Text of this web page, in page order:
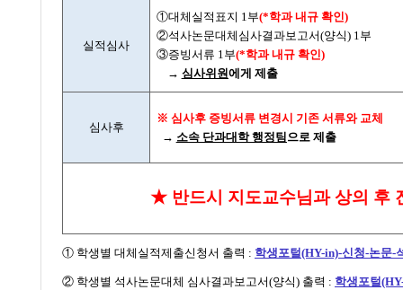
실적심사
①대체실적표지 1부(*학과 내규 확인)
②석사논문대체심사결과보고서(양식) 1부
③증빙서류 1부(*학과 내규 확인)
→ 심사위원에게 제출
심사후
※ 심사후 증빙서류 변경시 기존 서류와 교체
→ 소속 단과대학 행정팀 으로 제출
★ 반드시 지도교수님과 상의 후
① 학생별 대체실적제출신청서 출력 : 학생포털(HY-in)-신청-논문-
② 학생별 석사논문대체 심사결과보고서(양식) 출력 : 학생포털